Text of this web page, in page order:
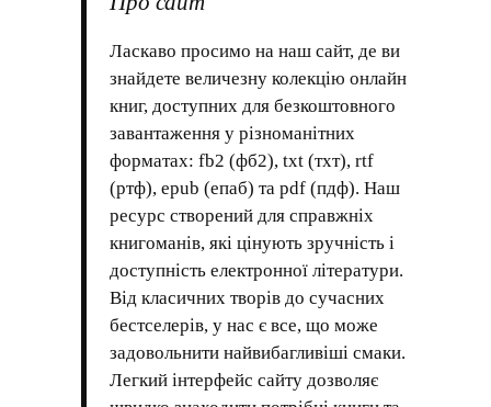
Ласкаво просимо на наш сайт, де ви
знайдете величезну колекцію онлайн
книг, доступних для безкоштовного
завантаження у різноманітних
форматах: fb2 (фб2), txt (тхт), rtf
(ртф), epub (епаб) та pdf (пдф). Наш
ресурс створений для справжніх
книгоманів, які цінують зручність і
доступність електронної літератури.
Від класичних творів до сучасних
бестселерів, у нас є все, що може
задовольнити найвибагливіші смаки.
Легкий інтерфейс сайту дозволяє